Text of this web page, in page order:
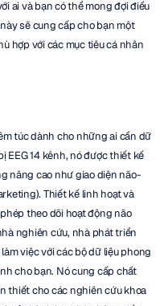
ai và bạn có thể mong đợi điều
sẽ cung cấp cho bạn một
hợp với các mục tiêu cá nhân
túc dành cho những ai cần dữ
EEG 14 kênh, nó được thiết kế
nâng cao như giao diện não-
Thiết kế linh hoạt và
theo dõi hoạt động não
nghiên cứu, nhà phát triển
việc với các bộ dữ liệu phong
cho bạn. Nó cung cấp chất
thiết cho các nghiên cứu khoa